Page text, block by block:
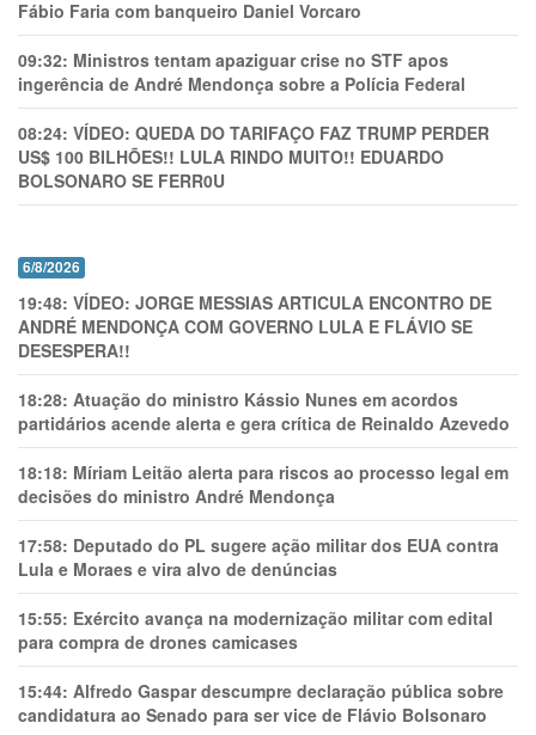
Fábio Faria com banqueiro Daniel Vorcaro
09:32: Ministros tentam apaziguar crise no STF apos
ingerência de André Mendonça sobre a Polícia Federal
08:24: VÍDEO: QUEDA DO TARIFAÇO FAZ TRUMP PERDER
US$ 100 BILHÕES!! LULA RINDO MUITO!! EDUARDO
BOLSONARO SE FERR0U
6/8/2026
19:48: VÍDEO: JORGE MESSIAS ARTICULA ENCONTRO DE
ANDRÉ MENDONÇA COM GOVERNO LULA E FLÁVIO SE
DESESPERA!!
18:28: Atuação do ministro Kássio Nunes em acordos
partidários acende alerta e gera crítica de Reinaldo Azevedo
18:18: Míriam Leitão alerta para riscos ao processo legal em
decisões do ministro André Mendonça
17:58: Deputado do PL sugere ação militar dos EUA contra
Lula e Moraes e vira alvo de denúncias
15:55: Exército avança na modernização militar com edital
para compra de drones camicases
15:44: Alfredo Gaspar descumpre declaração pública sobre
candidatura ao Senado para ser vice de Flávio Bolsonaro